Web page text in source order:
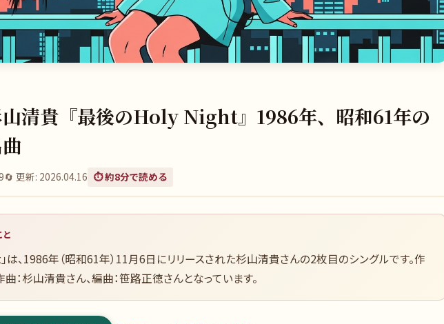
清貴『最後のHoly Night』1986年、昭和61年の
🔄 更新: 2026.04.16 ⏱️ 約8分で読める
は、1986年（昭和61年）11月6日にリリースされた杉山清貴さんの2枚目のシングルです。作
曲：杉山清貴さん、編曲：笹路正徳さんとなっています。